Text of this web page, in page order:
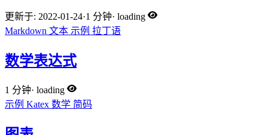
更新于: 2022-01-24·1 分钟· loading
Markdown 文本 示例 拉丁语
数学表达式
1 分钟· loading
示例 Katex 数学 简码